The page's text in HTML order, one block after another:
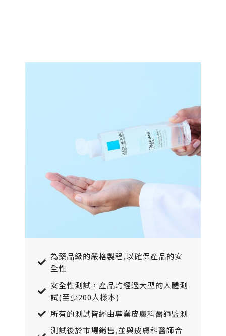
為藥品級的嚴格製程,以確保產品的安
全性
安全性測試，產品均經過大型的人體測
試(至少200人樣本)
所有的測試皆經由專業皮膚科醫師監測
測試後於市場銷售,並與皮膚科醫師合